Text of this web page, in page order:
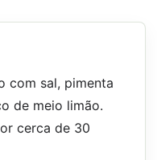
com sal, pimenta
de meio limão.
cerca de 30